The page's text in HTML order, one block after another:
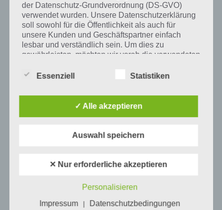
Mehr Artikel hier auf Touchportal
der Datenschutz-Grundverordnung (DS-GVO)
verwendet wurden. Unsere Datenschutzerklärung
soll sowohl für die Öffentlichkeit als auch für
unsere Kunden und Geschäftspartner einfach
lesbar und verständlich sein. Um dies zu
gewährleisten, möchten wir vorab die verwendeten
unter anderem die folgenden Begriffe:
Informationen, die sich auf eine identifizierte
Folgenden „betroffene Person") beziehen.
Als identifizierbar wird eine natürliche
Person angesehen, die direkt oder indirekt,
Essenziell Statistiken
✓ Alle akzeptieren
Auswahl speichern
✕ Nur erforderliche akzeptieren
Personalisieren
Impressum
Datenschutzbedingungen